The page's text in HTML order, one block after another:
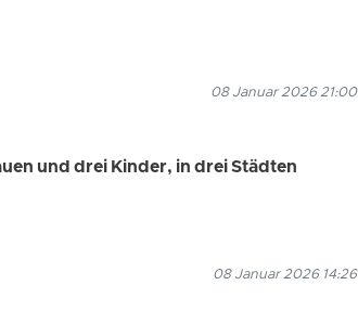
08 Januar 2026 21:00
und drei Kinder, in drei Städten
08 Januar 2026 14:26